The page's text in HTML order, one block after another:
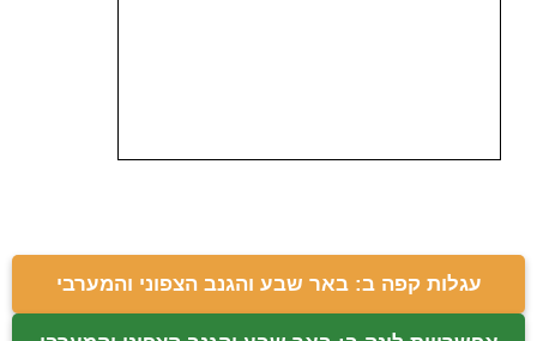
עגלות קפה ב: באר שבע והגנב הצפוני והמערבי